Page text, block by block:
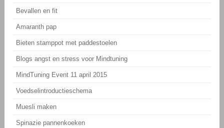
Bevallen en fit
Amaranth pap
Bieten stamppot met paddestoelen
Blogs angst en stress voor Mindtuning
MindTuning Event 11 april 2015
Voedselintroductieschema
Muesli maken
Spinazie pannenkoeken